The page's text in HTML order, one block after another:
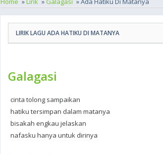
LIRIK LAGU ADA HATIKU DI MATANYA
Galagasi
cinta tolong sampaikan
hatiku tersimpan dalam matanya
bisakah engkau jelaskan
nafasku hanya untuk dirinya